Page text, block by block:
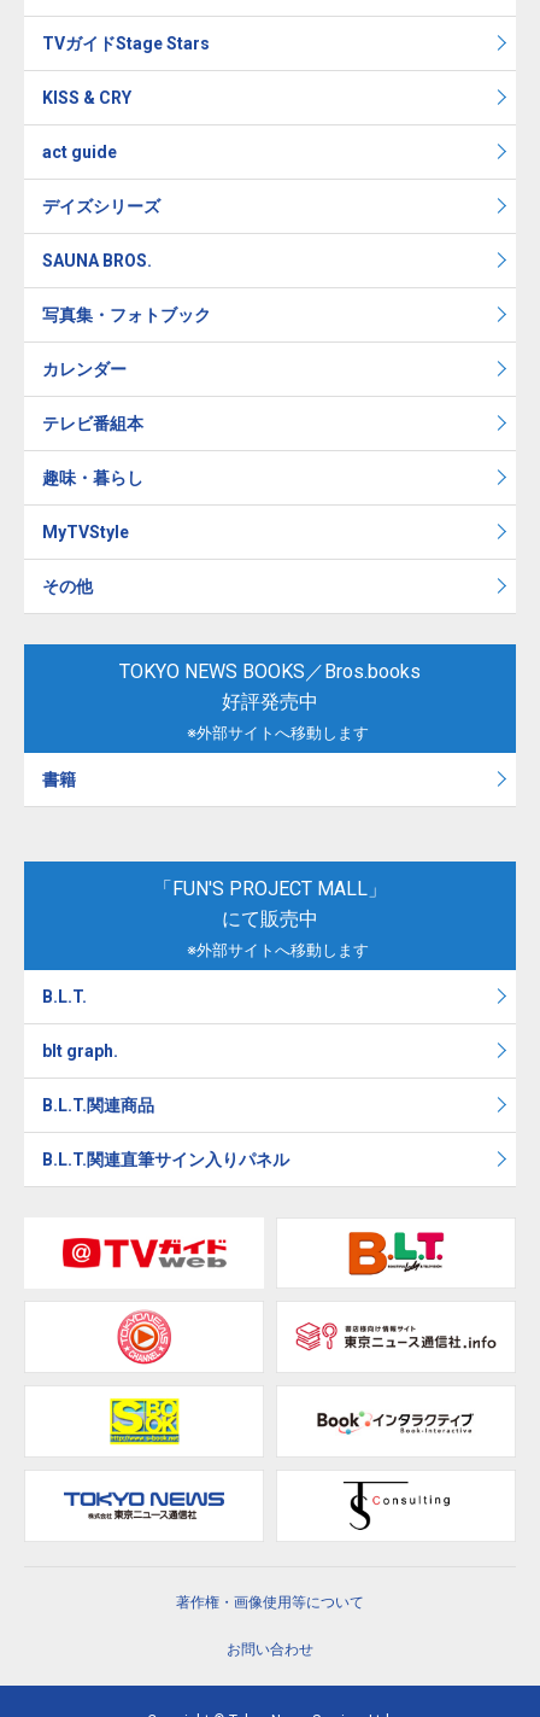
TVガイドStage Stars
KISS & CRY
act guide
デイズシリーズ
SAUNA BROS.
写真集・フォトブック
カレンダー
テレビ番組本
趣味・暮らし
MyTVStyle
その他
TOKYO NEWS BOOKS／Bros.books
好評発売中
※外部サイトへ移動します
書籍
「FUN'S PROJECT MALL」
にて販売中
※外部サイトへ移動します
B.L.T.
blt graph.
B.L.T.関連商品
B.L.T.関連直筆サイン入りパネル
著作権・画像使用等について
お問い合わせ